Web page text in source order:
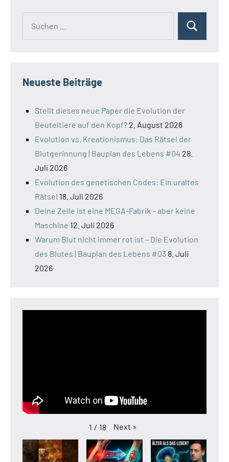
Suchen
Neueste Beiträge
Stellt dieses neue Paper die Evolution der
Beuteltiere auf den Kopf? 2. August 2026
Evolution vs. Kreationismus: Das Rätsel der
Blutgerinnung | Bauplan des Lebens #04 28.
Juli 2026
Evolution des genetischen Codes: Ein uraltes
Rätsel 18. Juli 2026
Deine Zelle ist eine MEGA-Fabrik – aber keine
Maschine 12. Juli 2026
Warum Blut nicht immer rot ist – Die Evolution
des Blutes | Bauplan des Lebens #03 8. Juli
2026
1 / 18 Next »